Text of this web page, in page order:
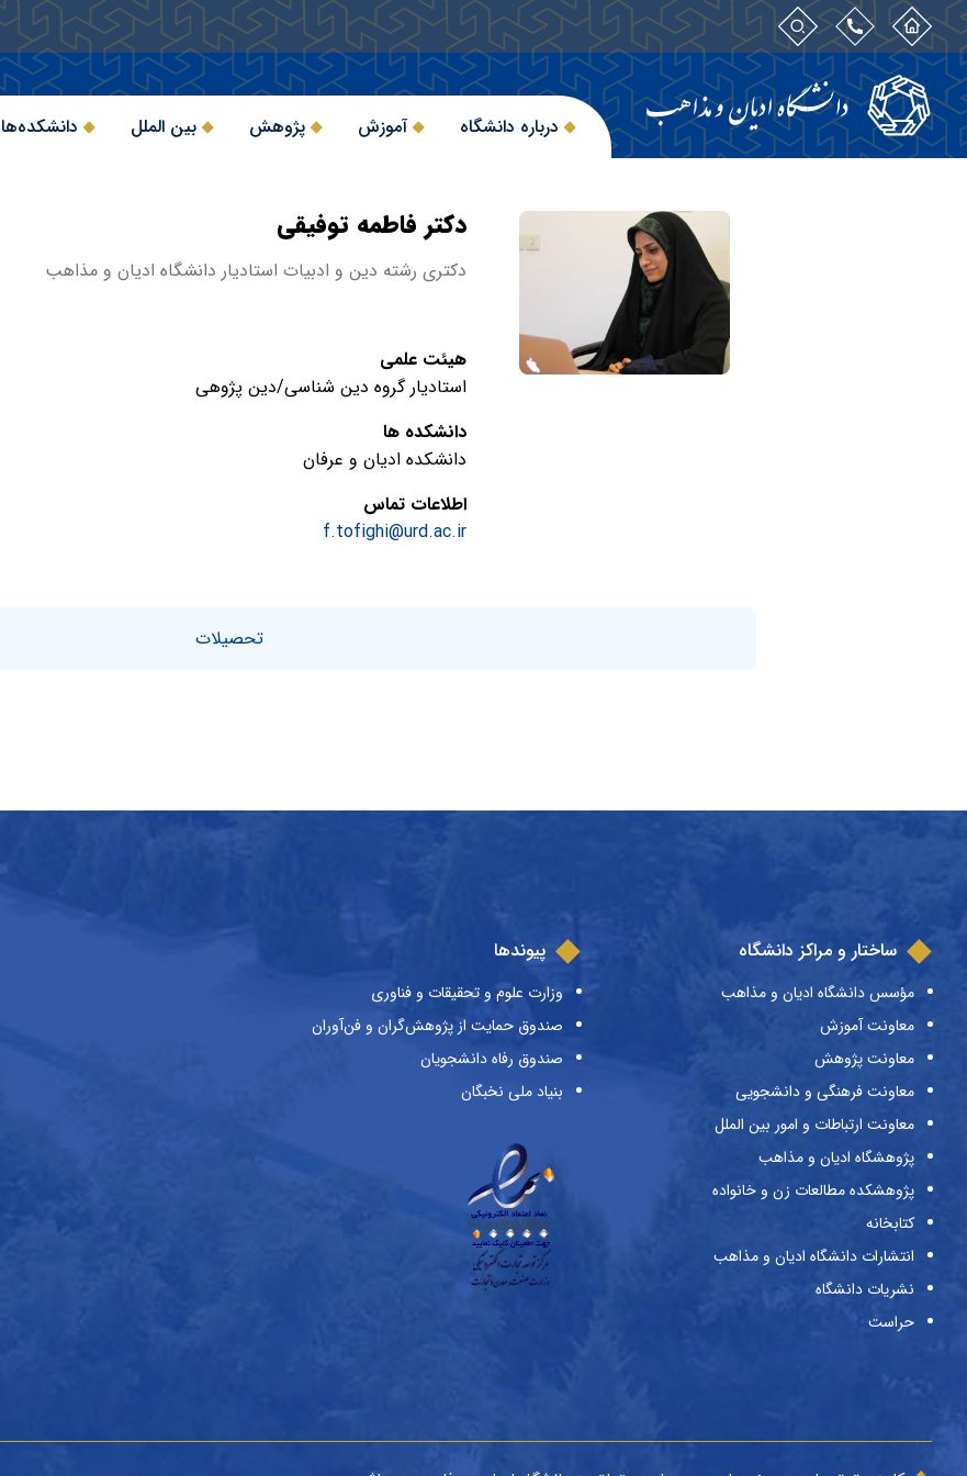
درباره دانشگاه آموزش پژوهش بین الملل دانشکده‌ها
دکتر فاطمه توفیقی
دکتری رشته دین و ادبیات استادیار دانشگاه ادیان و مذاهب
هیئت علمی
استادیار گروه دین شناسی/دین پژوهی
دانشکده ها
دانشکده ادیان و عرفان
اطلاعات تماس
f.tofighi@urd.ac.ir
تحصیلات
ساختار و مراکز دانشگاه
مؤسس دانشگاه ادیان و مذاهب
معاونت آموزش
معاونت پژوهش
معاونت فرهنگی و دانشجویی
معاونت ارتباطات و امور بین الملل
پژوهشگاه ادیان و مذاهب
پژوهشکده مطالعات زن و خانواده
کتابخانه
انتشارات دانشگاه ادیان و مذاهب
نشریات دانشگاه
حراست
پیوندها
وزارت علوم و تحقیقات و فناوری
صندوق حمایت از پژوهش‌گران و فن‌آوران
صندوق رفاه دانشجویان
بنیاد ملی نخبگان